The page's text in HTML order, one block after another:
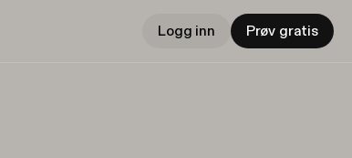
Logg inn Prøv gratis